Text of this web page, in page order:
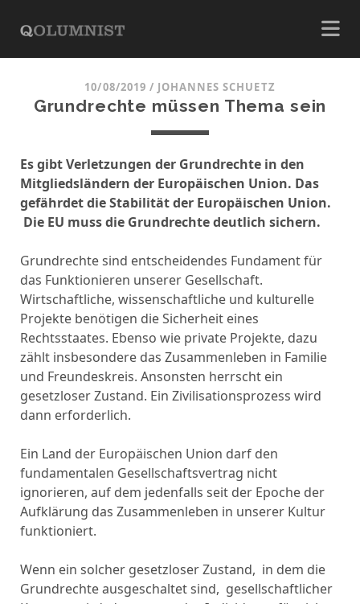
10/08/2019 / JOHANNES SCHUETZ
Grundrechte müssen Thema sein
Es gibt Verletzungen der Grundrechte in den
Mitgliedsländern der Europäischen Union. Das
gefährdet die Stabilität der Europäischen Union.
Die EU muss die Grundrechte deutlich sichern.
Grundrechte sind entscheidendes Fundament für
das Funktionieren unserer Gesellschaft.
Wirtschaftliche, wissenschaftliche und kulturelle
Projekte benötigen die Sicherheit eines
Rechtsstaates. Ebenso wie private Projekte, dazu
zählt insbesondere das Zusammenleben in Familie
und Freundeskreis. Ansonsten herrscht ein
gesetzloser Zustand. Ein Zivilisationsprozess wird
dann erforderlich.
Ein Land der Europäischen Union darf den
fundamentalen Gesellschaftsvertrag nicht
ignorieren, auf dem jedenfalls seit der Epoche der
Aufklärung das Zusammenleben in unserer Kultur
funktioniert.
Wenn ein solcher gesetzloser Zustand, in dem die
Grundrechte ausgeschaltet sind, gesellschaftlicher